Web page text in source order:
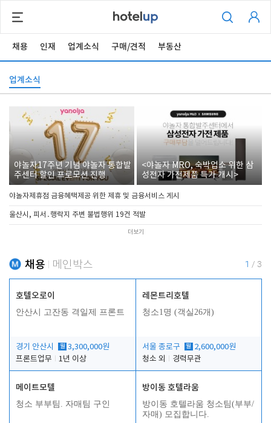
채용 인재 업계소식 구매/견적 부동산
업계소식
야놀자17주년 기념 야놀자 통합발
주센터 할인 프로모션 진행
<야놀자 MRO, 숙박업소 위한 삼
성전자 가전제품 특가 개시>
야놀자제휴점 금융혜택제공 위한 제휴 및 금융서비스 게시
울산시, 피서․행락지 주변 불법행위 19건 적발
더보기
채용 메인박스 1 / 3
호텔오로이
안산시 고잔동 격일제 프론트
경기 안산시 월 3,300,000원
프론트업무
1년 이상
레몬트리호텔
청소1명 (객실26개)
서울 종로구 월 2,600,000원
청소 외
경력무관
메이트모텔
청소 부부팀. 자매팀 구인
방이동 호텔라움
방이동 호텔라움 청소팀(부부/
자매) 모집합니다.